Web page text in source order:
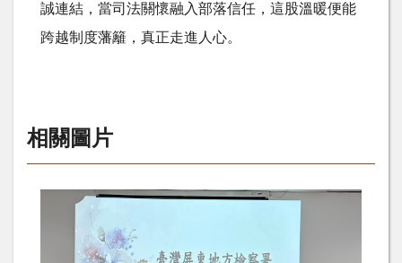
誠連結，當司法關懷融入部落信任，這股溫暖便能
跨越制度藩籬，真正走進人心。
相關圖片